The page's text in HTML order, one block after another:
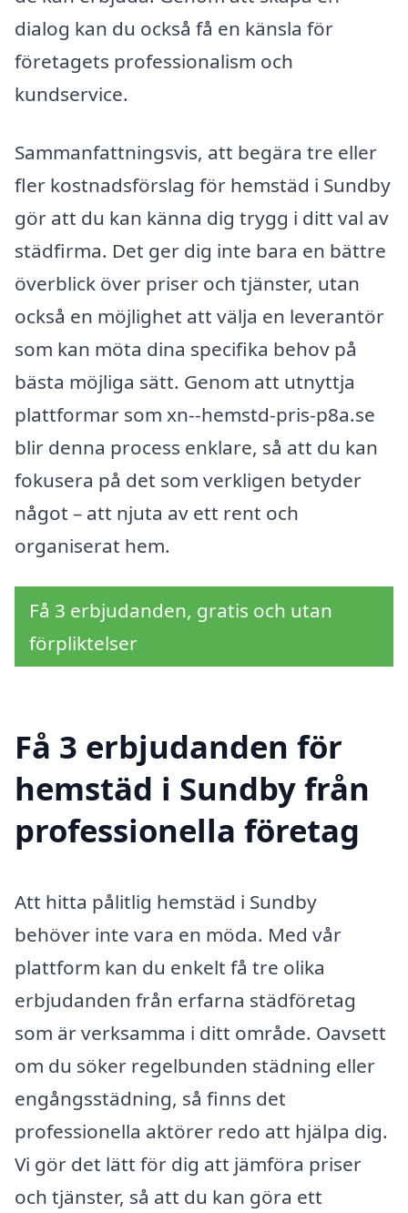
dialog kan du också få en känsla för
företagets professionalism och
kundservice.
Sammanfattningsvis, att begära tre eller
fler kostnadsförslag för hemstäd i Sundby
gör att du kan känna dig trygg i ditt val av
städfirma. Det ger dig inte bara en bättre
överblick över priser och tjänster, utan
också en möjlighet att välja en leverantör
som kan möta dina specifika behov på
bästa möjliga sätt. Genom att utnyttja
plattformar som xn--hemstd-pris-p8a.se
blir denna process enklare, så att du kan
fokusera på det som verkligen betyder
något – att njuta av ett rent och
organiserat hem.
Få 3 erbjudanden, gratis och utan
förpliktelser
Få 3 erbjudanden för
hemstäd i Sundby från
professionella företag
Att hitta pålitlig hemstäd i Sundby
behöver inte vara en möda. Med vår
plattform kan du enkelt få tre olika
erbjudanden från erfarna städföretag
som är verksamma i ditt område. Oavsett
om du söker regelbunden städning eller
engångsstädning, så finns det
professionella aktörer redo att hjälpa dig.
Vi gör det lätt för dig att jämföra priser
och tjänster, så att du kan göra ett